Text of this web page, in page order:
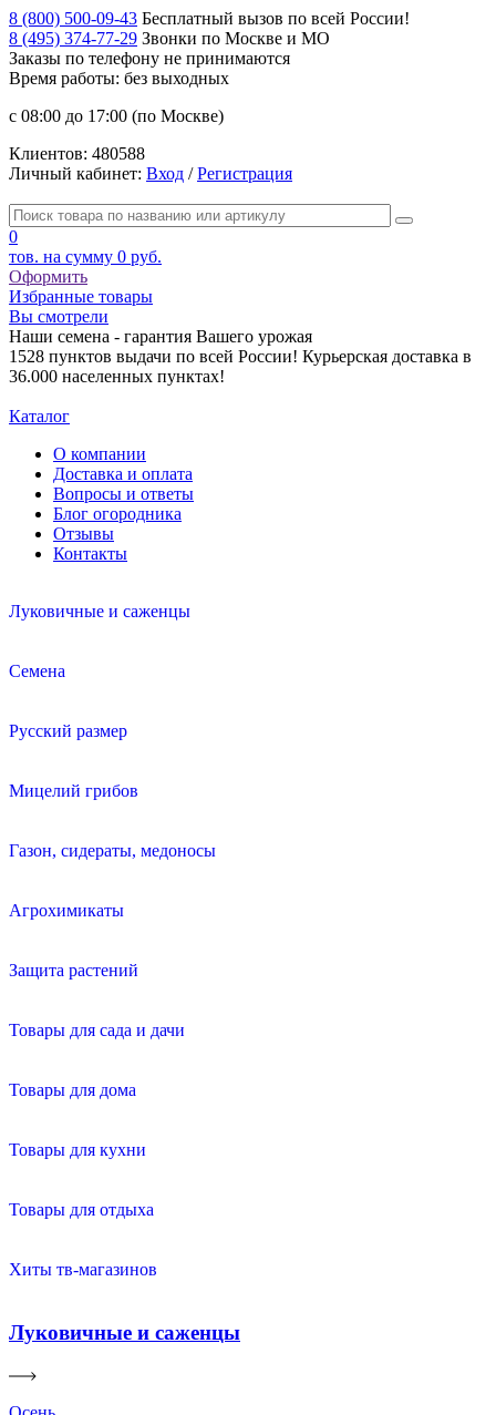
8 (800) 500-09-43 Бесплатный вызов по всей России!
8 (495) 374-77-29 Звонки по Москве и МО
Заказы по телефону не принимаются
Время работы: без выходных
с 08:00 до 17:00 (по Москве)
Клиентов: 480588
Личный кабинет: Вход /Регистрация
0
тов. на сумму 0 руб.
Оформить
Избранные товары
Вы смотрели
Наши семена - гарантия Вашего урожая
1528 пунктов выдачи по всей России! Курьерская доставка в
36.000 населенных пунктах!
Каталог
О компании
Доставка и оплата
Вопросы и ответы
Блог огородника
Отзывы
Контакты
Луковичные и саженцы
Семена
Русский размер
Мицелий грибов
Газон, сидераты, медоносы
Агрохимикаты
Защита растений
Товары для сада и дачи
Товары для дома
Товары для кухни
Товары для отдыха
Хиты тв-магазинов
Луковичные и саженцы